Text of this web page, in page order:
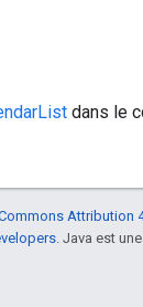
dans le
Attribution
. Java est